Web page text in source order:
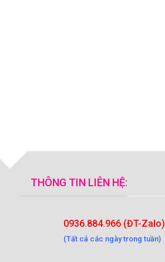
THÔNG TIN LIÊN HỆ:
0936.884.966 (ĐT-Zalo)
(Tất cả các ngày trong tuần)